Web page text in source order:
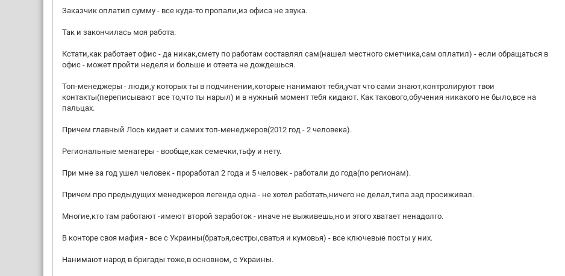
Заказчик оплатил сумму - все куда-то пропали,из офиса не звука.
Так и закончилась моя работа.
Кстати,как работает офис - да никак,смету по работам составлял сам(нашел местного сметчика,сам оплатил) - если обращаться в
офис - может пройти неделя и больше и ответа не дождешься.
Топ-менеджеры - люди,у которых ты в подчинении,которые нанимают тебя,учат что сами знают,контролируют твои
контакты(переписывают все то,что ты нарыл) и в нужный момент тебя кидают. Как такового,обучения никакого не было,все на
пальцах.
Причем главный Лось кидает и самих топ-менеджеров(2012 год - 2 человека).
Региональные менагеры - вообще,как семечки,тьфу и нету.
При мне за год ушел человек - проработал 2 года и 5 человек - работали до года(по регионам).
Причем про предыдущих менеджеров легенда одна - не хотел работать,ничего не делал,типа зад просиживал.
Многие,кто там работают -имеют второй заработок - иначе не выживешь,но и этого хватает ненадолго.
В конторе своя мафия - все с Украины(братья,сестры,сватья и кумовья) - все ключевые посты у них.
Нанимают народ в бригады тоже,в основном, с Украины.